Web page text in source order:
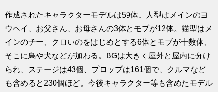
作成されたキャラクターモデルは59体。人型はメインのヨ
ウヘイ、お父さん、お母さんの3体とモブが12体。猫型はメ
インのチー、クロいのをはじめとする6体とモブが十数体、
そこに鳥や犬などが加わる。BGは大きく屋外と屋内に分け
られ、ステージは43個、プロップは161個で、クルマなど
も含めると230個ほど。今後キャラクター等も含めたモデル